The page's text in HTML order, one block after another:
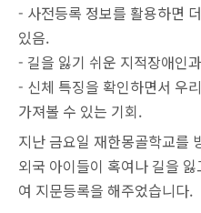
- 사전등록 정보를 활용하면
있음.
- 길을 잃기 쉬운 지적장애인
- 신체 특징을 확인하면서 우
가져볼 수 있는 기회.
지난 금요일 재한몽골학교를
외국 아이들이 혹여나 길을
여 지문등록을 해주었습니다.